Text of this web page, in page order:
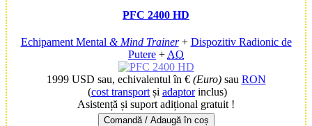
PFC 2400 HD
Echipament Mental & Mind Trainer+ Dispozitiv Radionic de
Putere + AO
1999 USD sau, echivalentul în € (Euro)sau RON
(cost transport și adaptorinclus)
Asistență și suport adițional gratuit !
Comandă / Adaugă în coș